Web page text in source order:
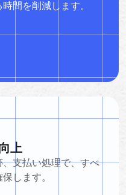
間を削減します。
上
支払い処理で、すべ
します。